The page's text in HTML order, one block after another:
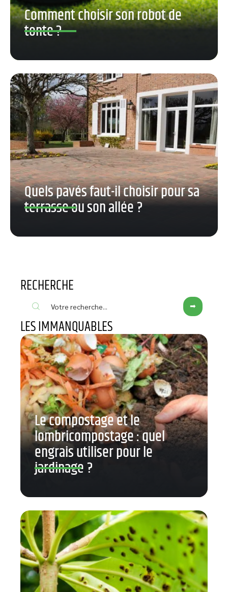
Comment choisir son robot de
tonte ?
Quels pavés faut-il choisir pour sa
terrasse ou son allée ?
RECHERCHE
LES IMMANQUABLES
Le compostage et le
lombricompostage : quel
engrais utiliser pour le
jardinage ?